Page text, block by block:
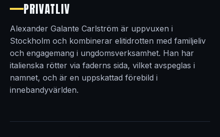
PRIVATLIV
Alexander Galante Carlström är uppvuxen i
Stockholm och kombinerar elitidrotten med familjeliv
och engagemang i ungdomsverksamhet. Han har
italienska rötter via faderns sida, vilket avspeglas i
namnet, och är en uppskattad förebild i
innebandyvärlden.